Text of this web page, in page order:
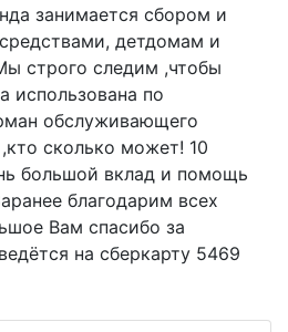
занимается сбором и
детдомам и
строго следим ,чтобы
использована по
обслуживающего
сколько может! 10
большой вклад и помощь
благодарим всех
Вам спасибо за
на сберкарту 5469